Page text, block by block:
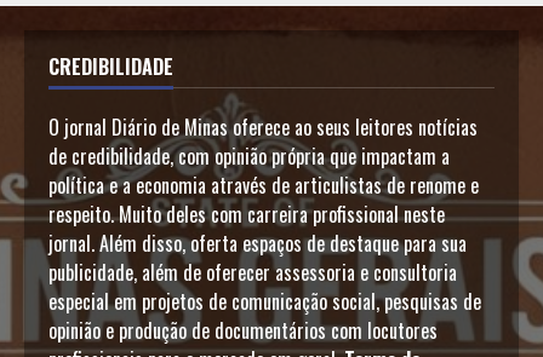
CREDIBILIDADE
O jornal Diário de Minas oferece ao seus leitores notícias
de credibilidade, com opinião própria que impactam a
política e a economia através de articulistas de renome e
respeito. Muito deles com carreira profissional neste
jornal. Além disso, oferta espaços de destaque para sua
publicidade, além de oferecer assessoria e consultoria
especial em projetos de comunicação social, pesquisas de
opinião e produção de documentários com locutores